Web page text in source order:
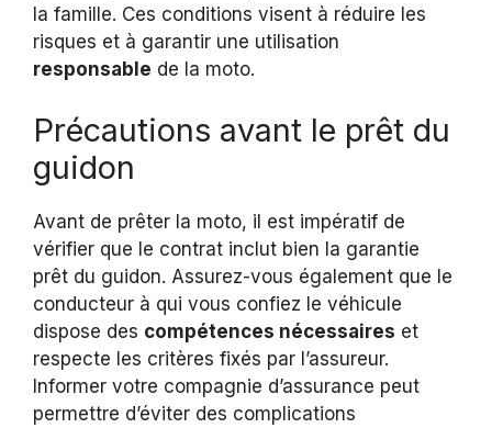
la famille. Ces conditions visent à réduire les
risques et à garantir une utilisation
responsable de la moto.
Précautions avant le prêt du
guidon
Avant de prêter la moto, il est impératif de
vérifier que le contrat inclut bien la garantie
prêt du guidon. Assurez-vous également que le
conducteur à qui vous confiez le véhicule
dispose des compétences nécessaires et
respecte les critères fixés par l’assureur.
Informer votre compagnie d’assurance peut
permettre d’éviter des complications